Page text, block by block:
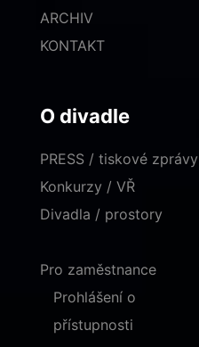
ARCHIV
KONTAKT
O divadle
PRESS / tiskové zprávy
Konkurzy / VŘ
Divadla / prostory
Pro zaměstnance
Prohlášení o
přístupnosti